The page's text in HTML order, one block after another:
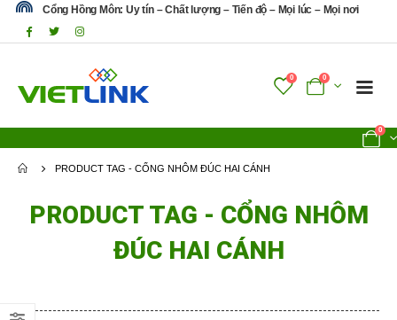
Cổng Hồng Môn: Uy tín – Chất lượng – Tiến độ – Mọi lúc – Mọi nơi
0 0
0
PRODUCT TAG - CỔNG NHÔM ĐÚC HAI CÁNH
PRODUCT TAG - CỔNG NHÔM
ĐÚC HAI CÁNH